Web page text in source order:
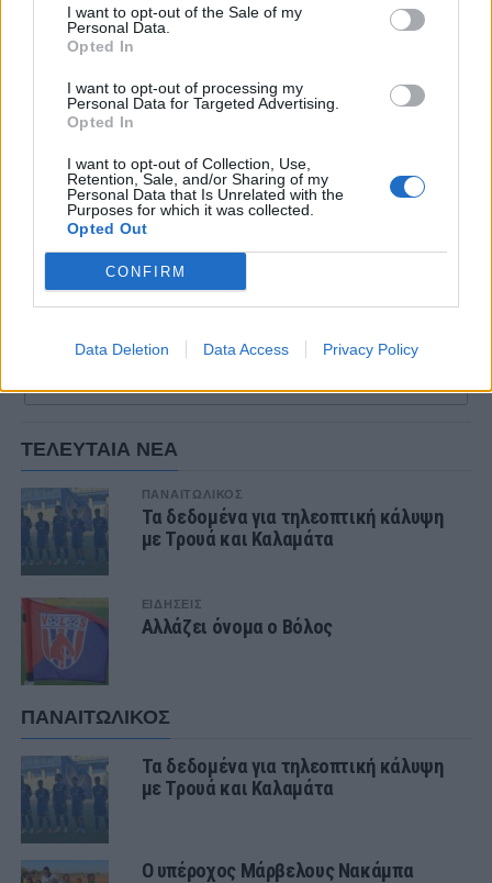
I want to opt-out of the Sale of my
Personal Data.
Opted In
I want to opt-out of processing my
Personal Data for Targeted Advertising.
Opted In
I want to opt-out of Collection, Use,
Retention, Sale, and/or Sharing of my
Personal Data that Is Unrelated with the
Purposes for which it was collected.
Opted Out
CONFIRM
Data Deletion Data Access Privacy Policy
Οι ομάδες που θα τερματίσουν στις πρώτες
τέσσερις θέσεις παίρνουν απευθείας το
εισιτήριο για τα προημιτελικά.
Οι ομάδες που θα τερματίσουν από την 5η ως
την 12η θέση θα αγωνιστούν σε μονούς αγώνες
πλέι-οφ.
Οι ομάδες που θα τερματίσουν από την 13η ως
την 20ή θέση αποκλείονται από την συνέχεια
της διοργάνωσης.
ΤΕΛΕΥΤΑΙΑ ΝΕΑ
ΠΑΝΑΙΤΩΛΙΚΟΣ
Τα δεδομένα για τηλεοπτική κάλυψη
με Τρουά και Καλαμάτα
ΕΙΔΗΣΕΙΣ
Αλλάζει όνομα ο Βόλος
ΠΑΝΑΙΤΩΛΙΚΟΣ
Τα δεδομένα για τηλεοπτική κάλυψη
με Τρουά και Καλαμάτα
Ο υπέροχος Μάρβελους Νακάμπα